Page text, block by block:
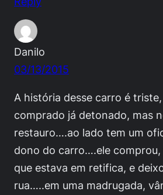
Danilo
03/13/2015
A história desse carro é
comprado já detonado, mas
restauro….ao lado tem um
dono do carro….ele
que estava em retifica, e
rua…..em uma madrugada,